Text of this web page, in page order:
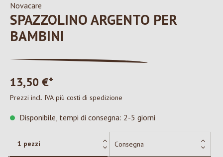
Novacare
SPAZZOLINO ARGENTO PER
BAMBINI
13,50 €*
Prezzi incl. IVA più costi di spedizione
Disponibile, tempi di consegna: 2-5 giorni